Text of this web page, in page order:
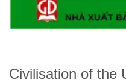
Civilisation of the